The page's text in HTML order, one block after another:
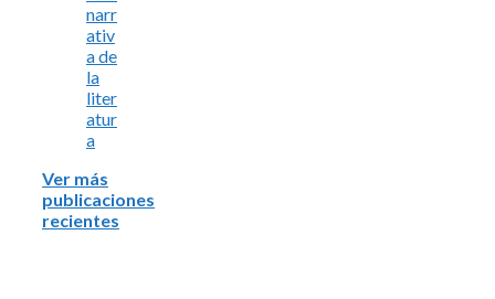
narr
ativ
a de
la
liter
atur
a
Ver más
publicaciones
recientes